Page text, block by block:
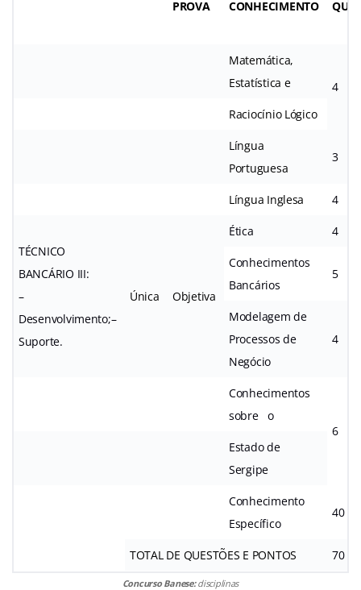
PROVA CONHECIMENTO
Matemática,
Estatística e
4
Raciocínio Lógico
Língua
Portuguesa
3
Língua Inglesa 4
TÉCNICO
BANCÁRIO III:
–
Desenvolvimento;–
Suporte.
Única Objetiva
Ética 4
Conhecimentos
Bancários
5
Modelagem de
Processos de
Negócio
4
Conhecimentos
sobre o
6
Estadode
Sergipe
Conhecimento
Específico
40
TOTAL DE QUESTÕES E PONTOS 70
Concurso Banese:disciplinas